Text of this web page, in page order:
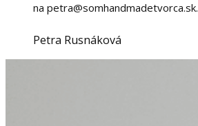
na petra@somhandmadetvorca.sk.
Petra Rusnáková